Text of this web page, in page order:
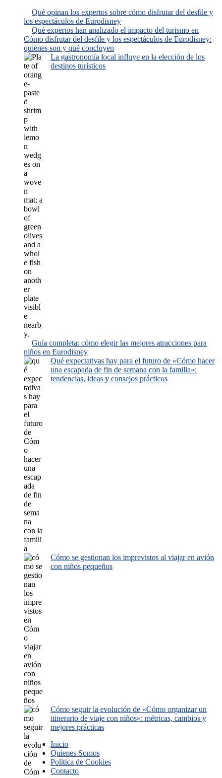
Qué opinan los expertos sobre cómo disfrutar del desfile y
los espectáculos de Eurodisney
Qué expertos han analizado el impacto del turismo en
Cómo disfrutar del desfile y los espectáculos de Eurodisney:
quiénes son y qué concluyen
La gastronomía local influye en la elección de los
destinos turísticos
Guía completa: cómo elegir las mejores atracciones para
niños en Eurodisney
Qué expectativas hay para el futuro de «Cómo hacer
una escapada de fin de semana con la familia»:
tendencias, ideas y consejos prácticos
Cómo se gestionan los imprevistos al viajar en avión
con niños pequeños
Cómo seguir la evolución de «Cómo organizar un
itinerario de viaje con niños»: métricas, cambios y
mejores prácticas
Inicio
Quienes Somos
Política de Cookies
Contacto